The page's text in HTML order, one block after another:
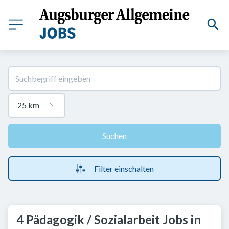
Suchen
Filter einschalten
4 Pädagogik / Sozialarbeit Jobs in